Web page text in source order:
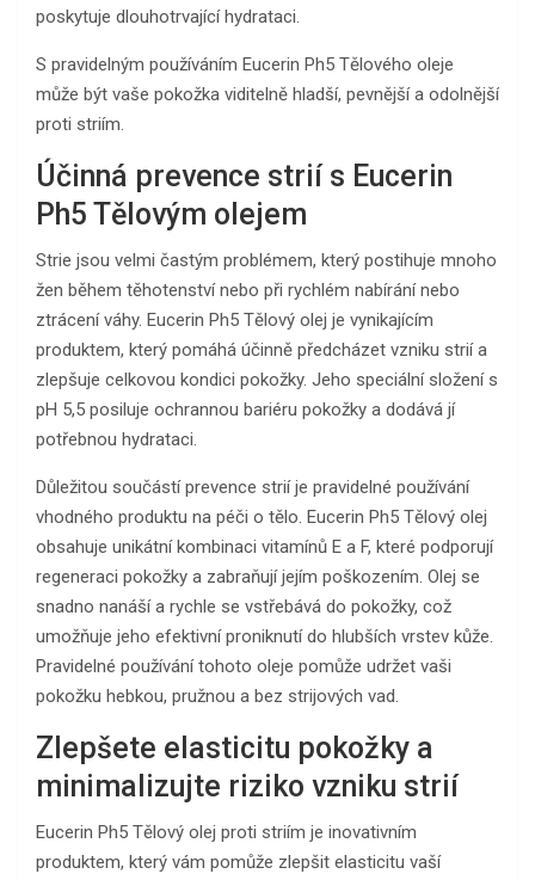
poskytuje dlouhotrvající hydrataci.
S pravidelným používáním Eucerin Ph5 Tělového oleje
může být vaše pokožka viditelně hladší, pevnější a odolnější
proti striím.
Účinná prevence strií s Eucerin
Ph5 Tělovým olejem
Strie jsou velmi častým problémem, který postihuje mnoho
žen během těhotenství nebo při rychlém nabírání nebo
ztrácení váhy. Eucerin Ph5 Tělový olej je vynikajícím
produktem, který pomáhá účinně předcházet vzniku strií a
zlepšuje celkovou kondici pokožky. Jeho speciální složení s
pH 5,5 posiluje ochrannou bariéru pokožky a dodává jí
potřebnou hydrataci.
Důležitou součástí prevence strií je pravidelné používání
vhodného produktu na péči o tělo. Eucerin Ph5 Tělový olej
obsahuje unikátní kombinaci vitamínů E a F, které podporují
regeneraci pokožky a zabraňují jejím poškozením. Olej se
snadno nanáší a rychle se vstřebává do pokožky, což
umožňuje jeho efektivní proniknutí do hlubších vrstev kůže.
Pravidelné používání tohoto oleje pomůže udržet vaši
pokožku hebkou, pružnou a bez strijových vad.
Zlepšete elasticitu pokožky a
minimalizujte riziko vzniku strií
Eucerin Ph5 Tělový olej proti striím je inovativním
produktem, který vám pomůže zlepšit elasticitu vaší